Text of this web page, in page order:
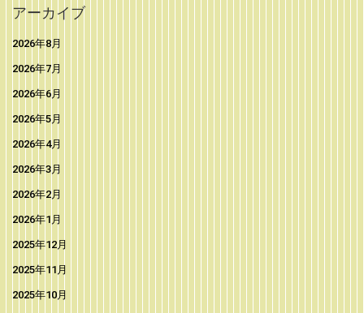
アーカイブ
2026年8月
2026年7月
2026年6月
2026年5月
2026年4月
2026年3月
2026年2月
2026年1月
2025年12月
2025年11月
2025年10月